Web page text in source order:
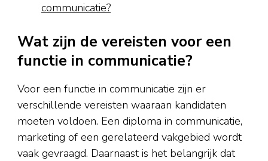
communicatie?
Wat zijn de vereisten voor een
functie in communicatie?
Voor een functie in communicatie zijn er
verschillende vereisten waaraan kandidaten
moeten voldoen. Een diploma in communicatie,
marketing of een gerelateerd vakgebied wordt
vaak gevraagd. Daarnaast is het belangrijk dat